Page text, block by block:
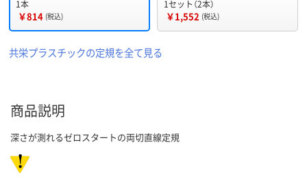
1本
￥814 (税込)
1セット（2本）
￥1,552 (税込)
共栄プラスチックの定規を全て見る
商品説明
深さが測れるゼロスタートの両切直線定規